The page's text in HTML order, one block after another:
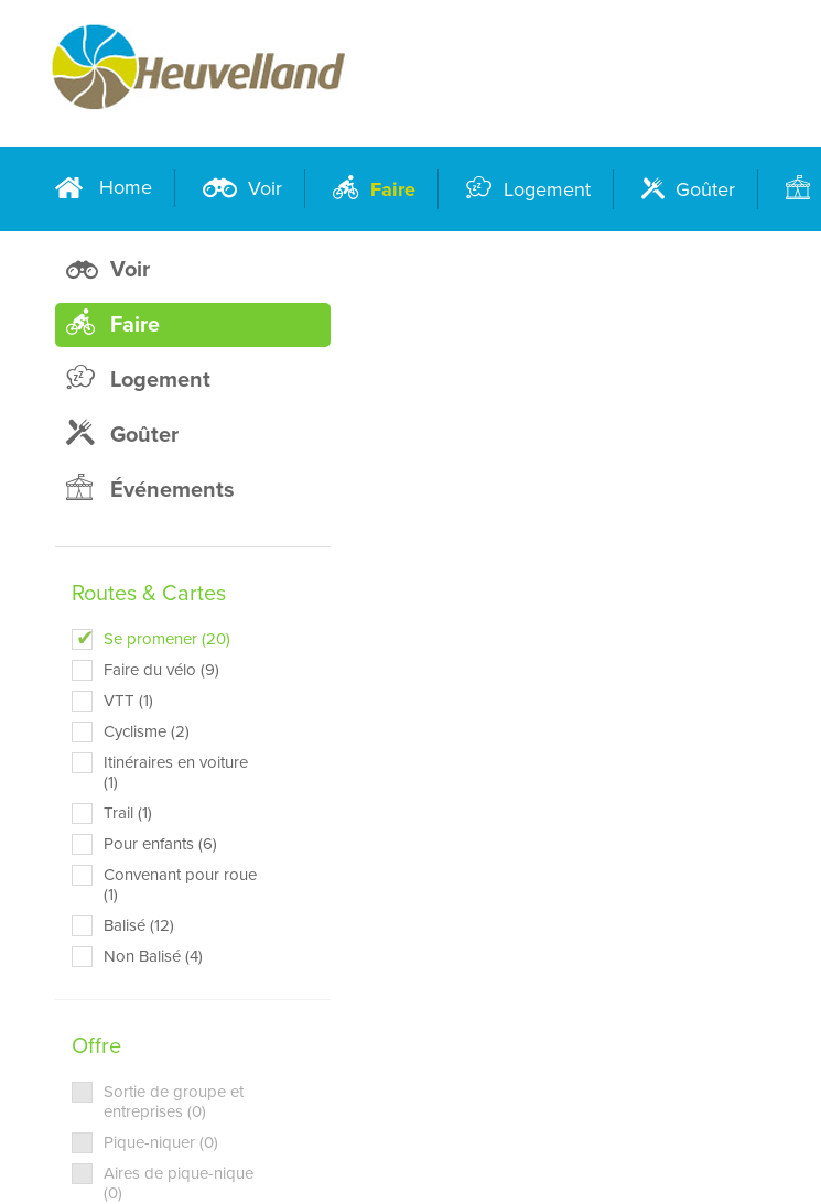
Home Voir Faire Logement Goûter
Voir
Faire
Logement
Goûter
Événements
Routes & Cartes
Se promener (20)
Faire du vélo (9)
VTT (1)
Cyclisme (2)
Itinéraires en voiture
(1)
Trail (1)
Pour enfants (6)
Convenant pour roue
(1)
Balisé (12)
Non Balisé (4)
Offre
Sortie de groupe et
entreprises (0)
Pique-niquer (0)
Aires de pique-nique
(0)